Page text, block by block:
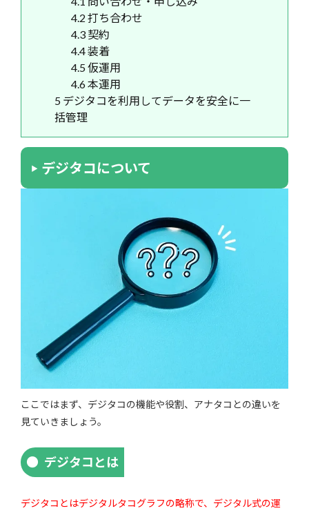
4.2 打ち合わせ
4.3 契約
4.4装着
4.5仮運用
4.6本運用
5 デジタコを利用してデータを安全に一
括管理
デジタコについて
ここではまず、デジタコの機能や役割、アナタコとの違いを
見ていきましょう。
デジタコとは
デジタコとはデジタルタコグラフの略称で、デジタル式の運